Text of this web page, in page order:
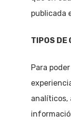
publicada
TIPOS DE
Para
analíticos,